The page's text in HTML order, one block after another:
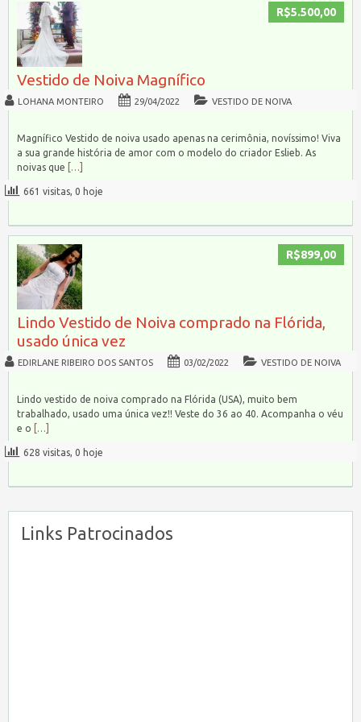
R$5.500,00
Vestido de Noiva Magnífico
LOHANA MONTEIRO 29/04/2022 VESTIDO DE NOIVA
Magnífico Vestido de noiva usado apenas na cerimônia, novíssimo! Viva
a sua grande história de amor com o modelo do criador Eslieb. As
noivas que
[…]
661 visitas, 0 hoje
R$899,00
Lindo Vestido de Noiva comprado na Flórida,
usado única vez
EDIRLANE RIBEIRO DOS SANTOS 03/02/2022 VESTIDO DE NOIVA
Lindo vestido de noiva comprado na Flórida (USA), muito bem
trabalhado, usado uma única vez!! Veste do 36 ao 40. Acompanha o véu
e o
[…]
628 visitas, 0 hoje
Links Patrocinados